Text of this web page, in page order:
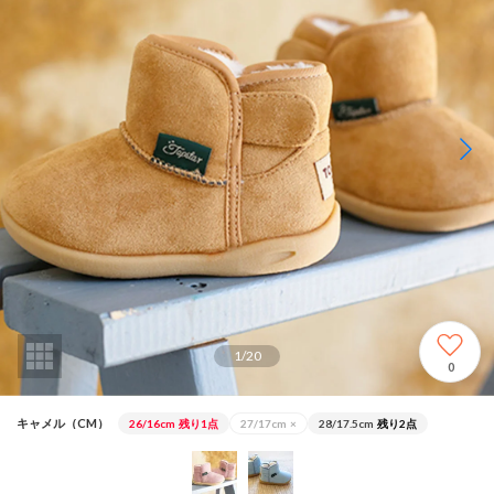
1/20
0
キャメル（CM） 26/16cm 残り1点 27/17cm × 28/17.5cm 残り2点